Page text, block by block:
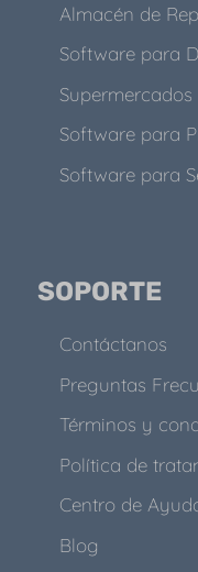
Almacén de
Software para
Supermercados
Software para
Software para
SOPORTE
Contáctanos
Preguntas
Términos y
Política de
Centro de
Blog